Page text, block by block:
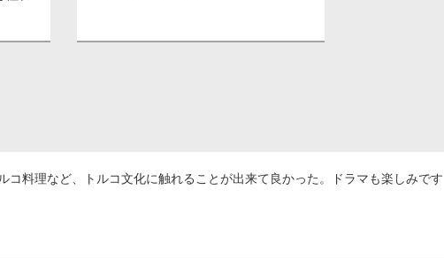
コ料理など、トルコ文化に触れることが出来て良かった。ドラマも楽しみです